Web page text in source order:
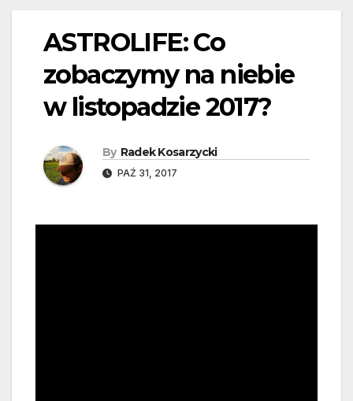
ASTROLIFE: Co
zobaczymy na niebie
w listopadzie 2017?
By Radek Kosarzycki
PAŹ 31, 2017